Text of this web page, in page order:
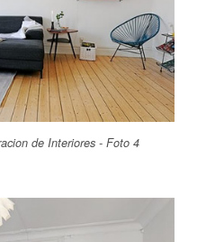
de Interiores - Foto 4